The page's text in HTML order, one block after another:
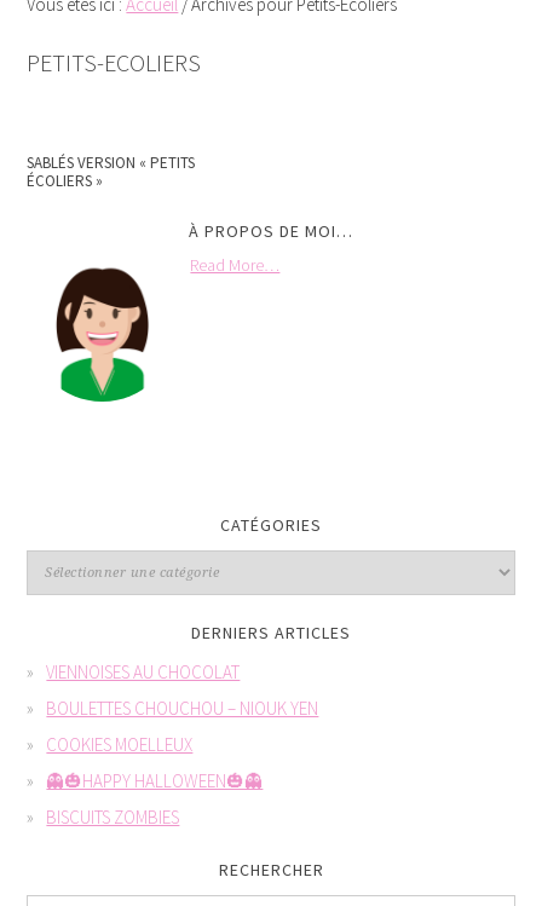
PETITS-ECOLIERS
SABLÉS VERSION « PETITS
ÉCOLIERS »
À PROPOS DE MOI…
Read More…
CATÉGORIES
DERNIERS ARTICLES
VIENNOISES AU CHOCOLAT
BOULETTES CHOUCHOU – NIOUK YEN
COOKIES MOELLEUX
👻🎃HAPPY HALLOWEEN🎃👻
BISCUITS ZOMBIES
RECHERCHER